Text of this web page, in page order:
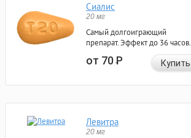
Сиалис
20 мг
Самый долгоиграющий
препарат. Эффект до 36 часов.
от 70Р Купить
Левитра
20 мг